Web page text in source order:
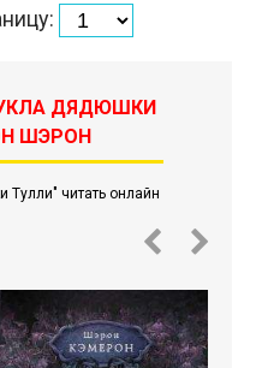
ДЯДЮШКИ
ШЭРОН
Тулли" читать онлайн